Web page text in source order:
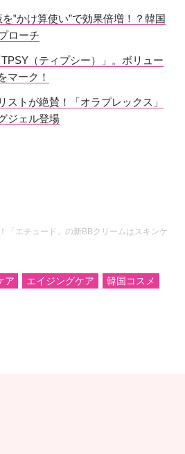
‟かけ算使い”で効果倍増！？韓国
ローチ
（ティプシー）」。ボリュー
マーク！
ストが絶賛！「オラプレックス」
ジェル登場
「エチュード」の新BBクリームはスキンケ
ア エイジングケア 韓国コスメ